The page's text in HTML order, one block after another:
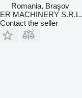
Romania, Braşov
ER MACHINERY S.R.L.
Contact the seller